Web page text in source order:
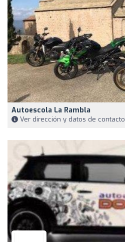
Autoescola La Rambla
Ver dirección y datos de contacto